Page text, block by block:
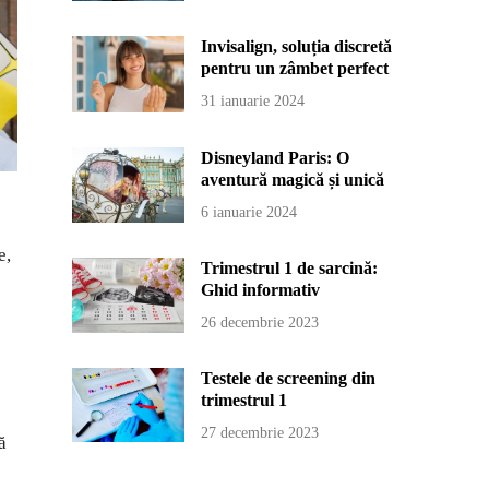
Invisalign, soluția discretă
pentru un zâmbet perfect
31 ianuarie 2024
Disneyland Paris: O
aventură magică și unică
6 ianuarie 2024
Trimestrul 1 de sarcină:
Ghid informativ
26 decembrie 2023
Testele de screening din
trimestrul 1
27 decembrie 2023